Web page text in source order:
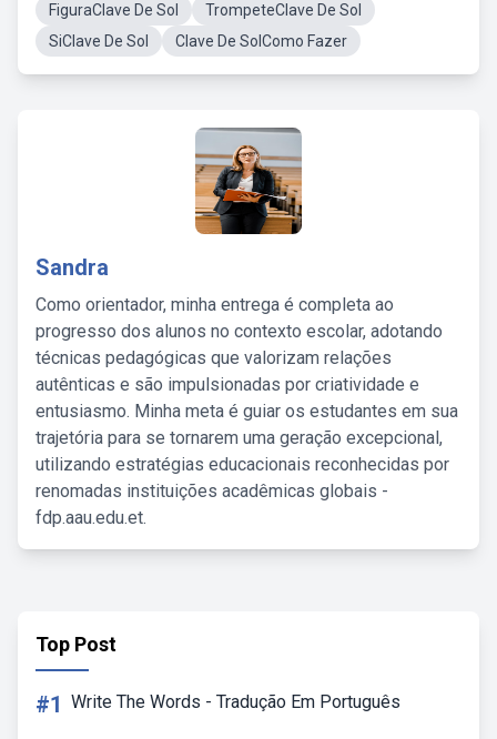
FiguraClave De Sol
TrompeteClave De Sol
SiClave De Sol
Clave De SolComo Fazer
Sandra
Como orientador, minha entrega é completa ao
progresso dos alunos no contexto escolar, adotando
técnicas pedagógicas que valorizam relações
autênticas e são impulsionadas por criatividade e
entusiasmo. Minha meta é guiar os estudantes em sua
trajetória para se tornarem uma geração excepcional,
utilizando estratégias educacionais reconhecidas por
renomadas instituições acadêmicas globais -
fdp.aau.edu.et.
Top Post
#1 Write The Words - Tradução Em Português